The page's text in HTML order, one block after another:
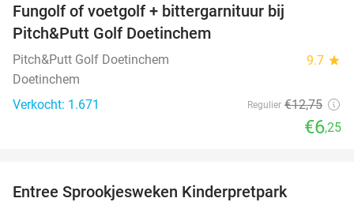
Fungolf of voetgolf + bittergarnituur bij
Pitch&Putt Golf Doetinchem
Pitch&Putt Golf Doetinchem 9.7 star
Doetinchem
Verkocht: 1.671
Regulier €12,75
€6,25
Entree Sprookjesweken Kinderpretpark